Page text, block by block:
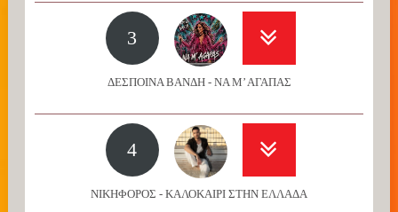
3
ΔΕΣΠΟΙΝΑ ΒΑΝΔΗ - ΝΑ Μ’ ΑΓΑΠΑΣ
4
ΝΙΚΗΦΟΡΟΣ - ΚΑΛΟΚΑΙΡΙ ΣΤΗΝ ΕΛΛΑΔΑ